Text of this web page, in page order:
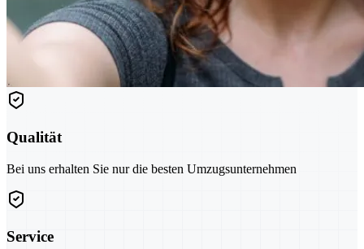
Qualität
Bei uns erhalten Sie nur die besten Umzugsunternehmen
Service